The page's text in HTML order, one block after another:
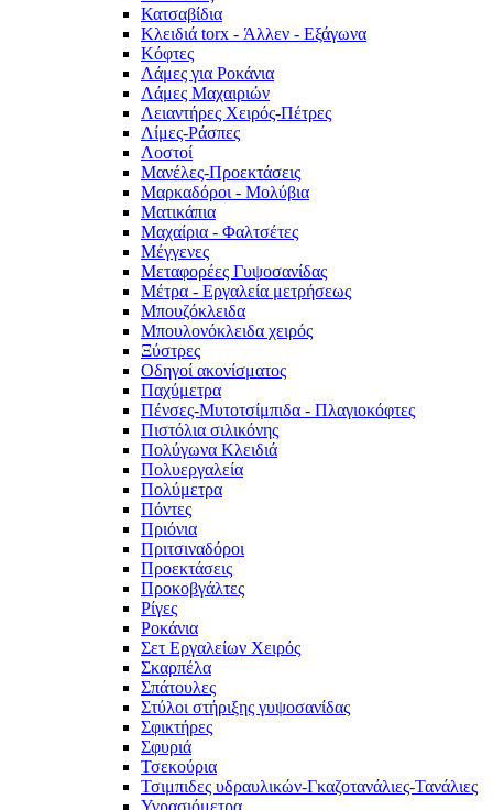
Κατσαβίδια
Κλειδιά torx - Άλλεν - Εξάγωνα
Κόφτες
Λάμες για Ροκάνια
Λάμες Μαχαιριών
Λειαντήρες Χειρός-Πέτρες
Λίμες-Ράσπες
Λοστοί
Μανέλες-Προεκτάσεις
Μαρκαδόροι - Μολύβια
Ματικάπια
Μαχαίρια - Φαλτσέτες
Μέγγενες
Μεταφορέες Γυψοσανίδας
Μέτρα - Εργαλεία μετρήσεως
Μπουζόκλειδα
Μπουλονόκλειδα χειρός
Ξύστρες
Οδηγοί ακονίσματος
Παχύμετρα
Πένσες-Μυτοτσίμπιδα - Πλαγιοκόφτες
Πιστόλια σιλικόνης
Πολύγωνα Κλειδιά
Πολυεργαλεία
Πολύμετρα
Πόντες
Πριόνια
Πριτσιναδόροι
Προεκτάσεις
Προκοβγάλτες
Ρίγες
Ροκάνια
Σετ Εργαλείων Χειρός
Σκαρπέλα
Σπάτουλες
Στύλοι στήριξης γυψοσανίδας
Σφικτήρες
Σφυριά
Τσεκούρια
Τσιμπιδες υδραυλικών-Γκαζοτανάλιες-Τανάλιες
Υγρασιόμετρα